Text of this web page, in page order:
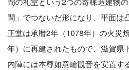
間」でつないだ形になり、平面は
正堂は承暦2年（1078年）の火災
年）に再建されたもので、滋賀県
内陣には本尊如意輪観音を安置す